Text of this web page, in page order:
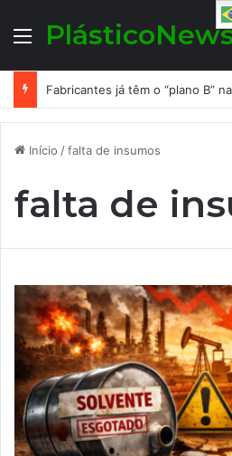
Menu
Início /falta de insumos
falta de